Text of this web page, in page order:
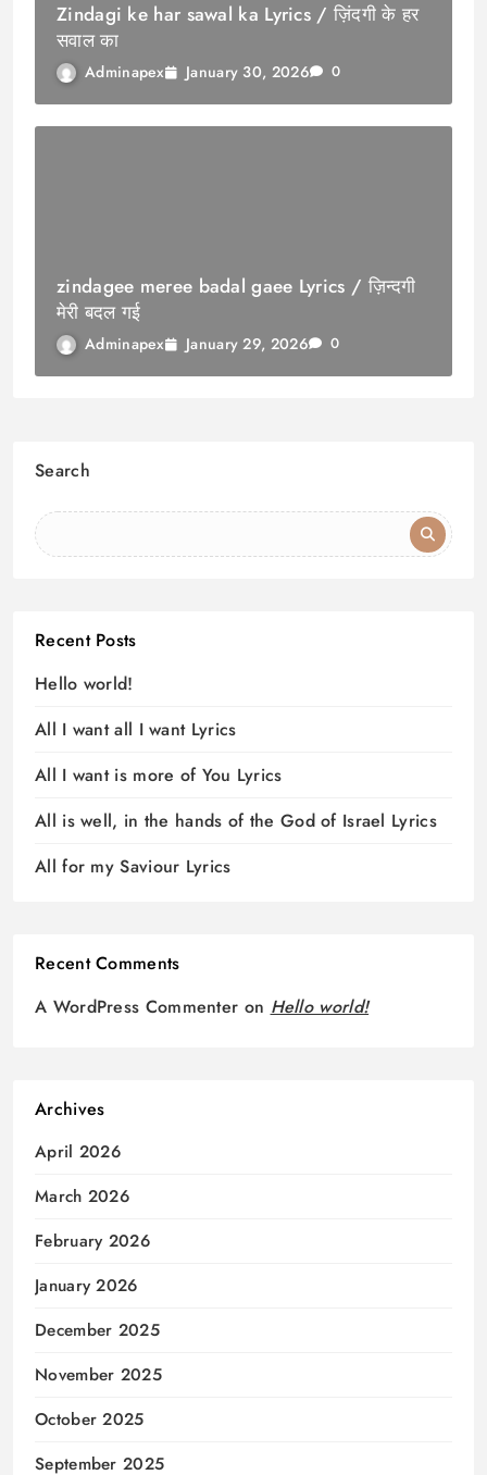
Zindagi ke har sawal ka Lyrics / ज़िंदगी के हर
सवाल का
Adminapex January 30, 2026 0
zindagee meree badal gaee Lyrics / ज़िन्दगी
मेरी बदल गई
Adminapex January 29, 2026 0
Search
Recent Posts
Hello world!
All I want all I want Lyrics
All I want is more of You Lyrics
All is well, in the hands of the God of Israel Lyrics
All for my Saviour Lyrics
Recent Comments
A WordPress Commenter on Hello world!
Archives
April 2026
March 2026
February 2026
January 2026
December 2025
November 2025
October 2025
September 2025